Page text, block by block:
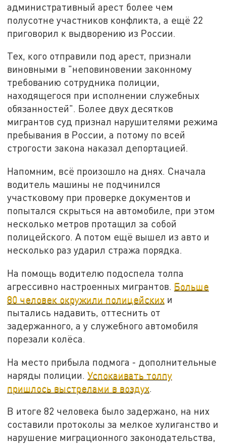
административный арест более чем
полусотне участников конфликта, а ещё 22
приговорил к выдворению из России.
Тех, кого отправили под арест, признали
виновными в "неповиновении законному
требованию сотрудника полиции,
находящегося при исполнении служебных
обязанностей". Более двух десятков
мигрантов суд признал нарушителями режима
пребывания в России, а потому по всей
строгости закона наказал депортацией.
Напомним, всё произошло на днях. Сначала
водитель машины не подчинился
участковому при проверке документов и
попытался скрыться на автомобиле, при этом
несколько метров протащил за собой
полицейского. А потом ещё вышел из авто и
несколько раз ударил стража порядка.
На помощь водителю подоспела толпа
агрессивно настроенных мигрантов. Больше
80 человек окружили полицейских и
пытались надавить, оттеснить от
задержанного, а у служебного автомобиля
порезали колёса.
На место прибыла подмога - дополнительные
наряды полиции.Успокаивать толпу
пришлось выстрелами в воздух
В итоге 82 человека было задержано, на них
составили протоколы за мелкое хулиганство и
нарушение миграционного законодательства,